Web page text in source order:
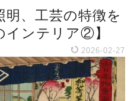
明、工芸の特徴を
インテリア②】
2026-02-27